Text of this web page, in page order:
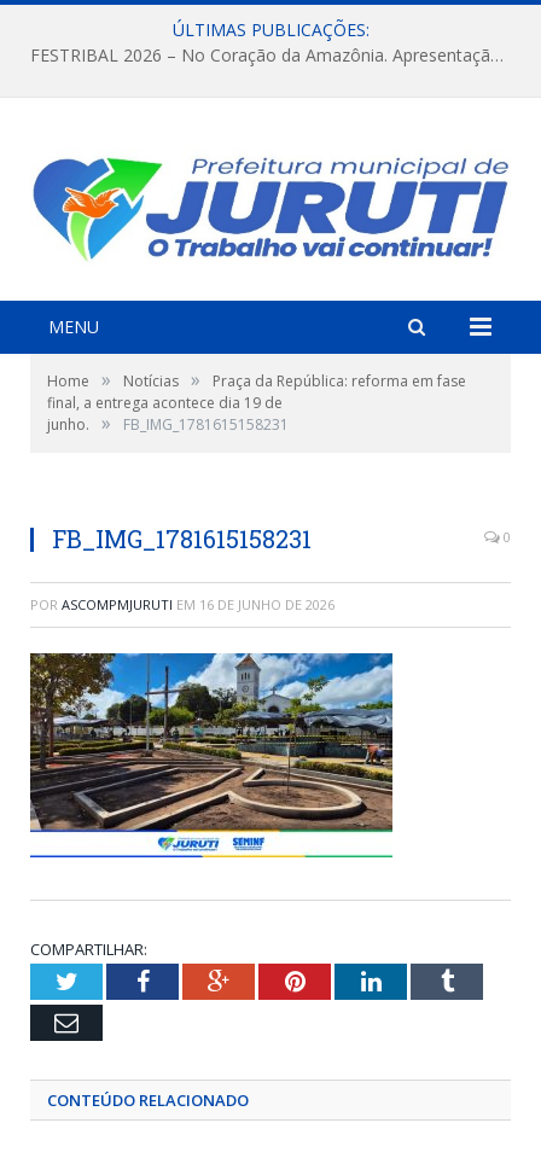
ÚLTIMAS PUBLICAÇÕES:
FESTRIBAL 2026 – No Coração da Amazônia. Apresentação da Munduruku.
MENU
Home » Notícias »
Praça da República: reforma em fase
final, a entrega acontece dia 19 de
junho.
» FB_IMG_1781615158231
FB_IMG_1781615158231 0
POR ASCOMPMJURUTI EM 16 DE JUNHO DE 2026
COMPARTILHAR:
TwitterFacebookGoogle+PinterestLinkedInTumblr
Email
CONTEÚDO RELACIONADO